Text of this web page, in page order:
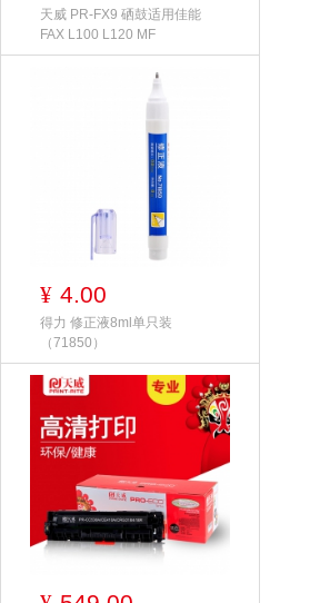
天威 PR-FX9 硒鼓适用佳能
FAX L100 L120 MF
¥ 4.00
得力 修正液8ml单只装
（71850）